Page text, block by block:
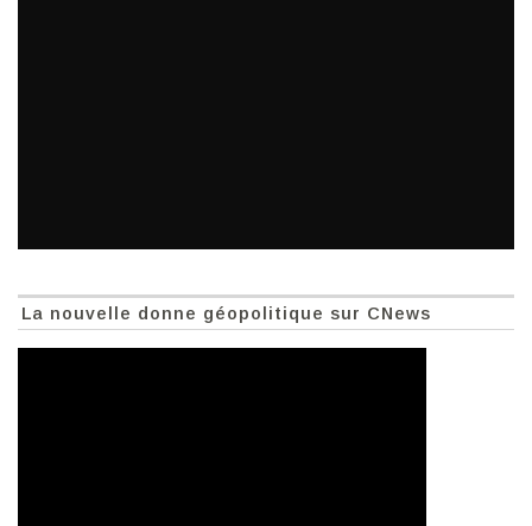
La nouvelle donne géopolitique sur CNews